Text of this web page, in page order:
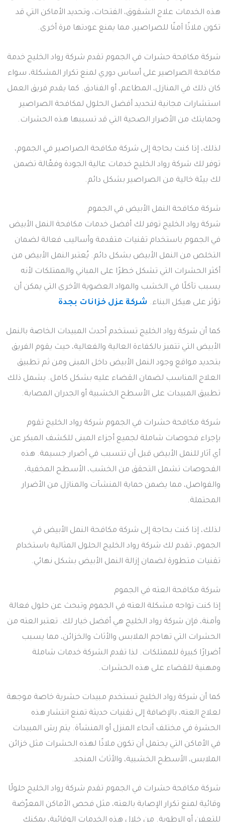
هذه الخدمات علاج الشقوق، الفتحات، وتحديد الأماكن التي قد
تكون ملاذًا آمنًا للصراصير، مما يمنع عودتها مرة أخرى.
شركة مكافحة حشرات في الجموم تقدم شركة رواد الخليج خدمة
مكافحة الصراصير على أساس دوري لمنع تكرار المشكلة، سواء
كان ذلك في المنازل، المطاعم، أو الفنادق. كما يقدم فريق العمل
استشارات مجانية لتحديد أفضل الحلول لمكافحة الصراصير
وحمايتك من الأضرار الصحية التي قد تسببها هذه الحشرات.
لذلك، إذا كنت بحاجة إلى شركة مكافحة الصراصير في الجموم،
توفر لك شركة رواد الخليج خدمات عالية الجودة وفعّالة تضمن
لك بيئة خالية من الصراصير بشكل دائم.
شركة مكافحة النمل الأبيض في الجموم
شركة رواد الخليج توفر لك أفضل خدمات مكافحة النمل الأبيض
في الجموم باستخدام تقنيات متقدمة وأساليب فعالة لضمان
التخلص من النمل الأبيض بشكل دائم. يُعتبر النمل الأبيض من
أكثر الحشرات التي تشكل خطرًا على المباني والممتلكات لأنه
يسبب تآكلًا في الخشب والمواد العضوية الأخرى التي يمكن أن
تؤثر على هيكل البناء. شركة عزل خزانات بجدة
كما أن شركة رواد الخليج تستخدم أحدث المبيدات الخاصة بالنمل
الأبيض التي تتميز بالكفاءة العالية والفعالية، حيث يقوم الفريق
بتحديد مواقع وجود النمل الأبيض داخل المبنى ومن ثم تطبيق
العلاج المناسب لضمان القضاء عليه بشكل كامل. يشمل ذلك
تطبيق المبيدات على الأسطح الخشبية أو الجدران المصابة.
شركة مكافحة حشرات في الجموم شركة رواد الخليج تقوم
بإجراء فحوصات شاملة لجميع أجزاء المبنى للكشف المبكر عن
أي آثار للنمل الأبيض قبل أن تتسبب في أضرار جسيمة. هذه
الفحوصات تشمل التحقق من الخشب، الأسطح المخفية،
والفواصل، مما يضمن حماية المنشآت والمنازل من الأضرار
المحتملة.
لذلك، إذا كنت بحاجة إلى شركة مكافحة النمل الأبيض في
الجموم، تقدم لك شركة رواد الخليج الحلول المثالية باستخدام
تقنيات متطورة لضمان إزالة النمل الأبيض بشكل نهائي.
شركة مكافحة العته في الجموم
إذا كنت تواجه مشكلة العته في الجموم وتبحث عن حلول فعالة
وآمنة، فإن شركة رواد الخليج هي أفضل خيار لك. تعتبر العته من
الحشرات التي تهاجم الملابس والأثاث والخزائن، مما يسبب
أضرارًا كبيرة للممتلكات. لذا تقدم الشركة خدمات شاملة
ومهنية للقضاء على هذه الحشرات.
كما أن شركة رواد الخليج تستخدم مبيدات حشرية خاصة موجهة
لعلاج العته، بالإضافة إلى تقنيات حديثة تمنع انتشار هذه
الحشرة في مختلف أنحاء المنزل أو المنشأة. يتم رش المبيدات
في الأماكن التي يحتمل أن تكون ملاذًا لهذه الحشرات مثل خزائن
الملابس، الأسطح الخشبية، والأثاث المنجد.
شركة مكافحة حشرات في الجموم تقدم شركة رواد الخليج حلولًا
وقائية لمنع تكرار الإصابة بالعته، مثل فحص الأماكن المعرّضة